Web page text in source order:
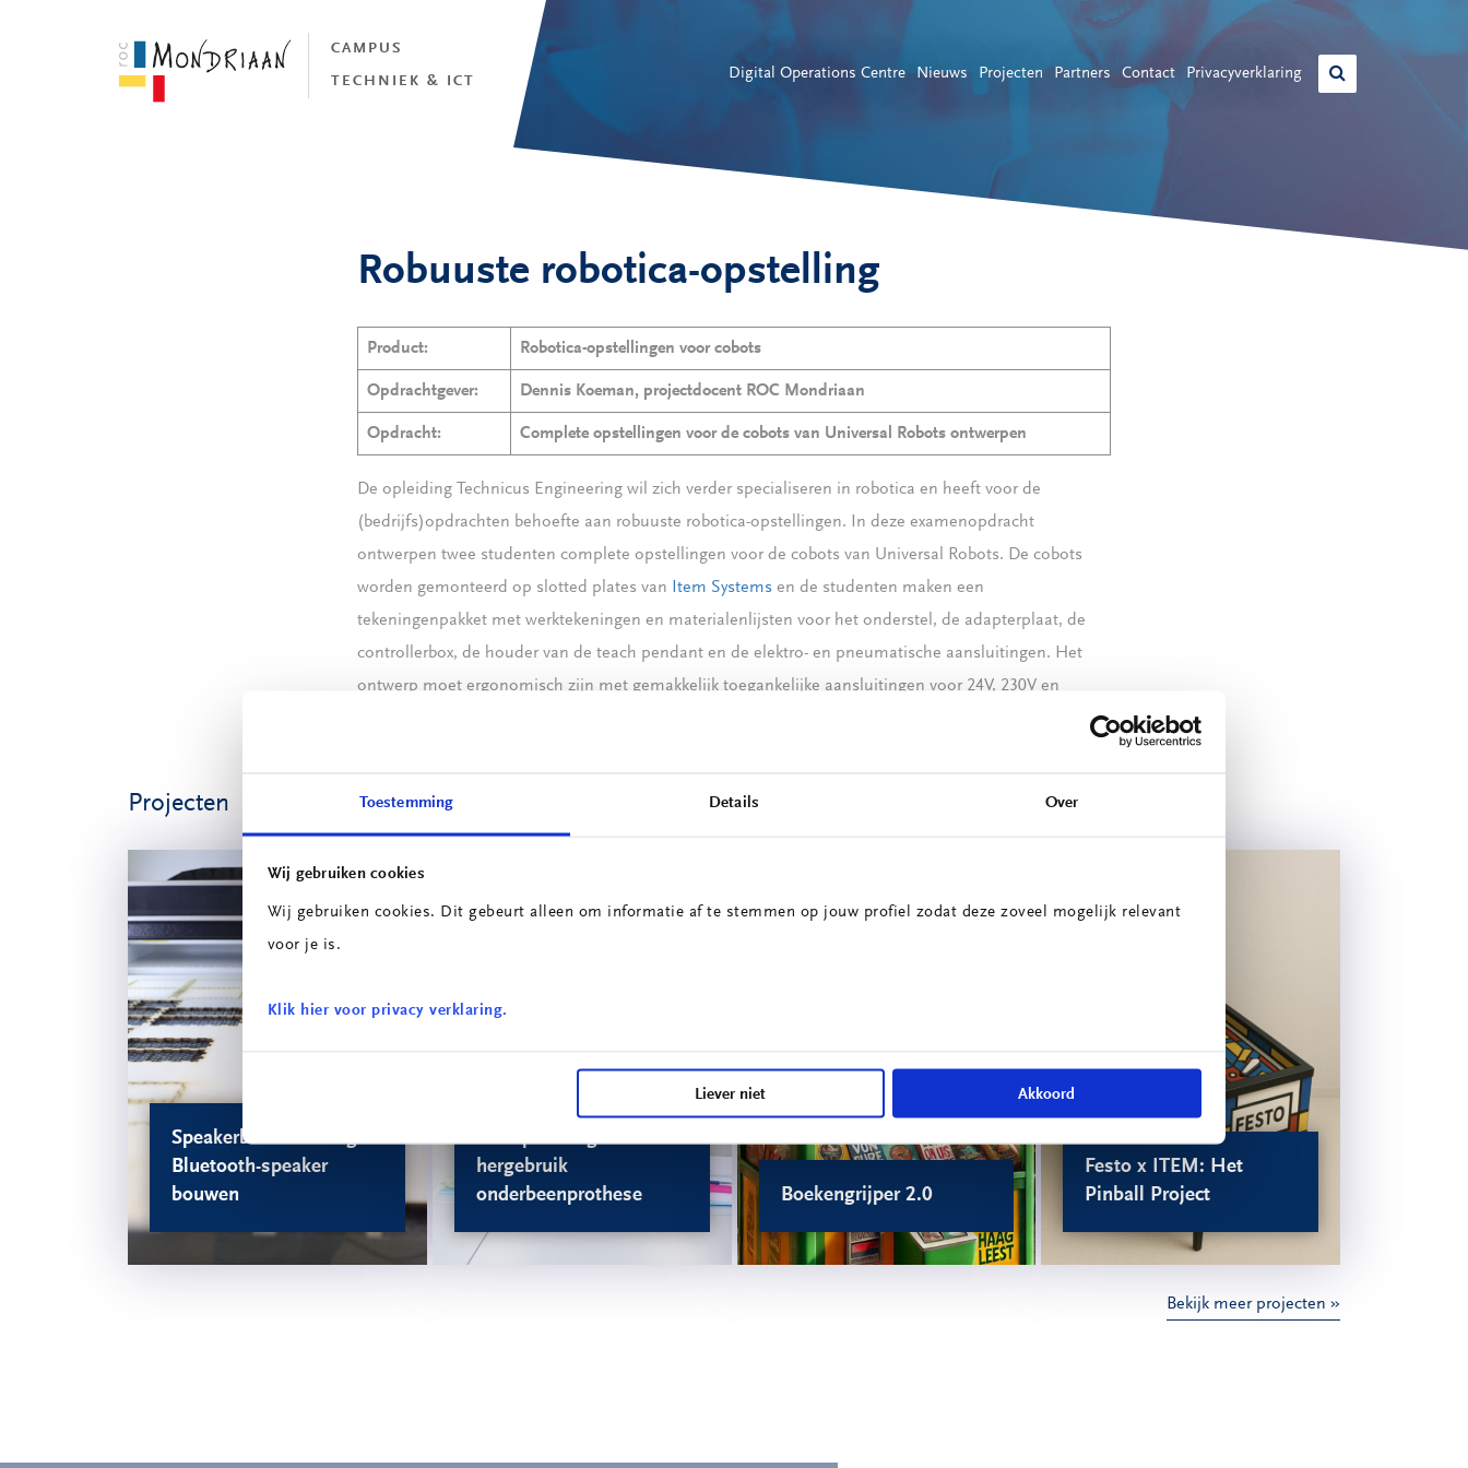
Toestemming Details Over
Wij gebruiken cookies
Wij gebruiken cookies. Dit gebeurt alleen om informatie af te stemmen op jouw profiel zodat deze zoveel mogelijk relevant
voor je is.
Klik hier voor privacy verklaring.
Liever niet Akkoord
CAMPUS
TECHNIEK & ICT Digital Operations Centre Nieuws Projecten Partners Contact Privacyverklaring
Robuuste robotica-opstelling
Product: Robotica-opstellingen voor cobots
Opdrachtgever: Dennis Koeman, projectdocent ROC Mondriaan
Opdracht: Complete opstellingen voor de cobots van Universal Robots ontwerpen
De opleiding Technicus Engineering wil zich verder specialiseren in robotica en heeft voor de
(bedrijfs)opdrachten behoefte aan robuuste robotica-opstellingen. In deze examenopdracht
ontwerpen twee studenten complete opstellingen voor de cobots van Universal Robots. De cobots
worden gemonteerd op slotted plates van
Item Systems en de studenten maken een
tekeningenpakket met werktekeningen en materialenlijsten voor het onderstel, de adapterplaat, de
controllerbox, de houder van de teach pendant en de elektro- en pneumatische aansluitingen. Het
ontwerp moet ergonomisch zijn met gemakkelijk toegankelijke aansluitingen voor 24V, 230V en
Projecten
Speakerbuilders – eigen
Bluetooth-speaker
bouwen
Testopstelling
hergebruik
onderbeenprothese
Boekengrijper 2.0
Festo x ITEM: Het
Pinball Project
Bekijk meer projecten